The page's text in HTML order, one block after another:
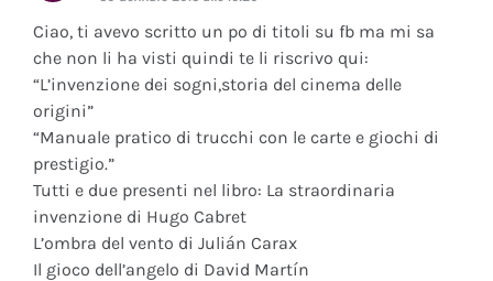
Ciao, ti avevo scritto un po di titoli su fb ma mi sa
che non li ha visti quindi te li riscrivo qui:
“L’invenzione dei sogni,storia del cinema delle
origini”
“Manuale pratico di trucchi con le carte e giochi di
prestigio.”
Tutti e due presenti nel libro: La straordinaria
invenzione di Hugo Cabret
L’ombra del vento di Julián Carax
Il gioco dell’angelo di David Martín